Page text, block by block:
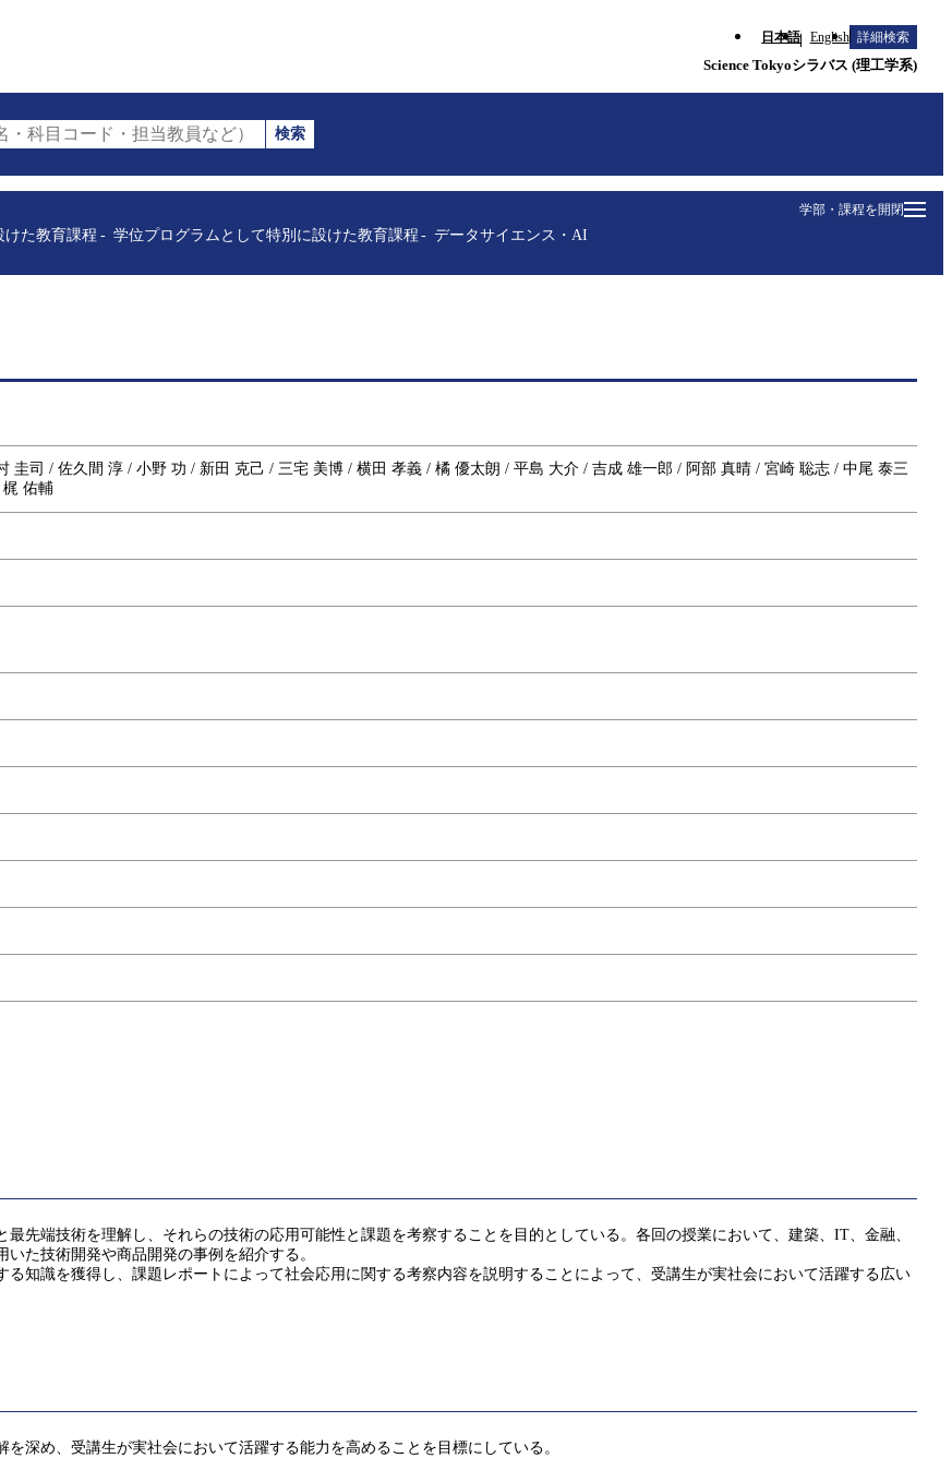
日本語 English 詳細検索
Science Tokyoシラバス (理工学系)
科目コード・担当教員など）
検索
学部・課程を開閉
けた教育課程
学位プログラムとして特別に設けた教育課程
データサイエンス・AI
圭司 / 佐久間 淳 / 小野 功 / 新田 克己 / 三宅 美博 / 横田 孝義 / 橘 優太朗 / 平島 大介 / 吉成 雄一郎 / 阿部 真晴 / 宮崎 聡志 / 中尾 泰三
佑輔
先端技術を理解し、それらの技術の応用可能性と課題を考察することを目的としている。各回の授業において、建築、IT、金融、
た技術開発や商品開発の事例を紹介する。
知識を獲得し、課題レポートによって社会応用に関する考察内容を説明することによって、受講生が実社会において活躍する広い
深め、受講生が実社会において活躍する能力を高めることを目標にしている。